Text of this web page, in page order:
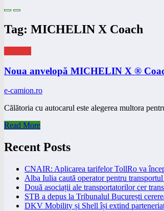
Tag: MICHELIN X Coach
Noua anvelopă MICHELIN X ®
e-camion.ro
Călătoria cu autocarul este alegerea multora
Read More
Recent Posts
CNAIR: Aplicarea tarifelor TollRo va
Alba Iulia caută operator pentru
Două asociații ale transportatorilor cer
STB a depus la Tribunalul București
DKV Mobility și Shell își extind